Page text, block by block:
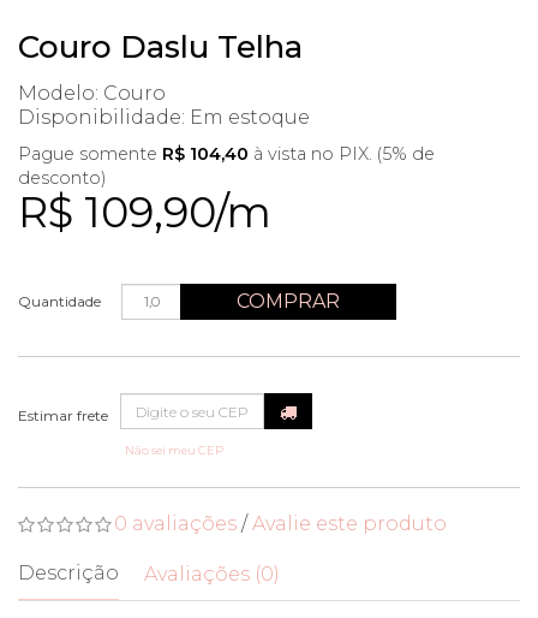
Couro Daslu Telha
Modelo: Couro
Disponibilidade: Em estoque
R$ 109,90/m
Pague somente R$ 104,40 à vista no PIX. (5% de
desconto)
Quantidade COMPRAR
Não sei meu CEP
0 avaliações /Avalie este produto
Descrição Avaliações (0)